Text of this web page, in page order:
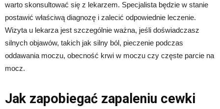
warto skonsultować się z lekarzem. Specjalista będzie w stanie
postawić właściwą diagnozę i zalecić odpowiednie leczenie.
Wizyta u lekarza jest szczególnie ważna, jeśli doświadczasz
silnych objawów, takich jak silny ból, pieczenie podczas
oddawania moczu, obecność krwi w moczu czy częste parcie na
mocz.
Jak zapobiegać zapaleniu cewki